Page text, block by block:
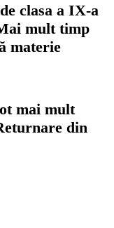
clasa a IX-a
mult timp
materie
mai mult
din